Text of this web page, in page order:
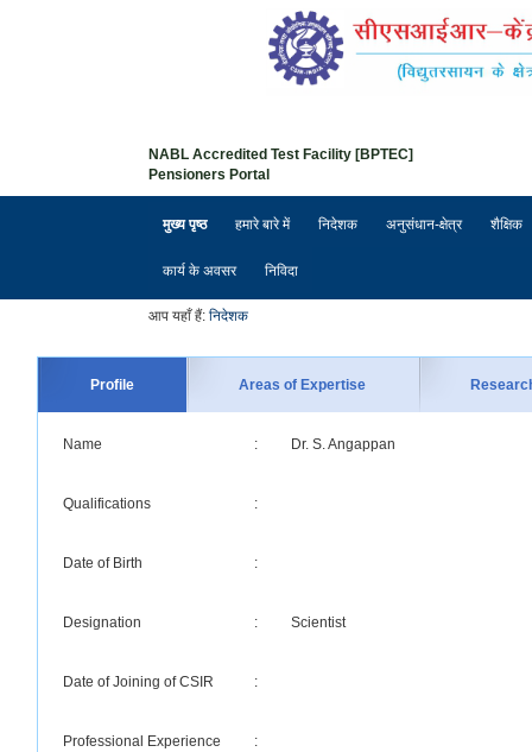
NABL Accredited Test Facility [BPTEC]
Pensioners Portal
मुख्य पृष्ठ हमारे बारे में निदेशक अनुसंधान-क्षेत्र शैक्षिक
कार्य के अवसर निविदा
आप यहाँ हैं: निदेशक
Profile Areas of Expertise
Name : Dr. S. Angappan
Qualifications :
Date of Birth :
Designation : Scientist
Date of Joining of CSIR :
Professional Experience :